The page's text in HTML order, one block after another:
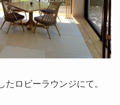
ロビーラウンジにて。